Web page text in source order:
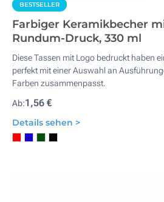
BESTSELLER
Farbiger Keramikbecher
Rundum-Druck, 330 ml
Diese Tassen mit Logo bedruckt haben
perfekt mit einer Auswahl an
Farben zusammenpasst.
Ab:1,56 €
Details sehen >